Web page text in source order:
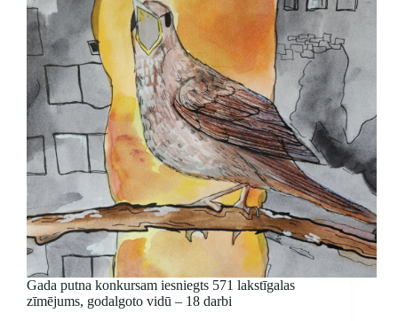
Gada putna konkursam iesniegts 571 lakstīgalas
zīmējums, godalgoto vidū – 18 darbi